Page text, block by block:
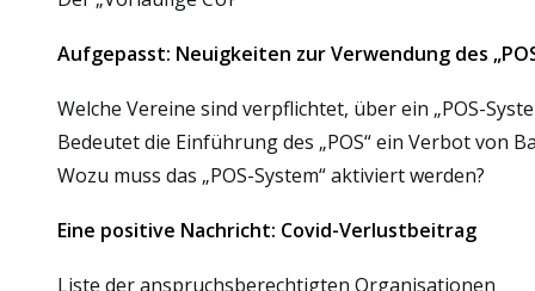
Aufgepasst: Neuigkeiten zur Verwendung des
Welche Vereine sind verpflichtet, über ein „POS-
Bedeutet die Einführung des „POS“ ein Verbot von
Wozu muss das „POS-System“ aktiviert werden?
Eine positive Nachricht: Covid-Verlustbeitrag
Liste der anspruchsberechtigten Organisationen